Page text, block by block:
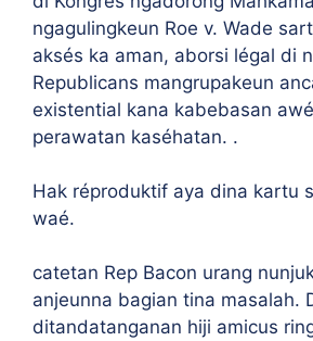
ngagulingkeun Roe v. Wade
aksés ka aman, aborsi légal di
Republicans mangrupakeun
existential kana kabebasan
perawatan kaséhatan. .
Hak réproduktif aya dina kartu
waé.
catetan Rep Bacon urang
anjeunna bagian tina masalah.
ditandatanganan hiji amicus